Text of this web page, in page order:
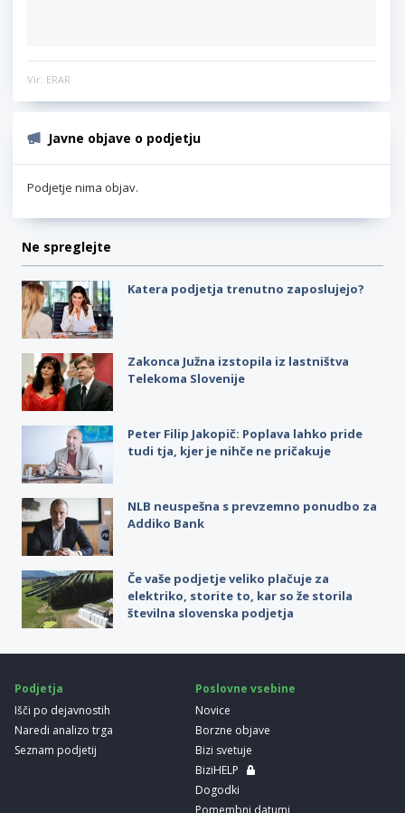
Vir: ERAR
Javne objave o podjetju
Podjetje nima objav.
Ne spreglejte
Katera podjetja trenutno zaposlujejo?
Zakonca Južna izstopila iz lastništva
Telekoma Slovenije
Peter Filip Jakopič: Poplava lahko pride
tudi tja, kjer je nihče ne pričakuje
NLB neuspešna s prevzemno ponudbo za
Addiko Bank
Če vaše podjetje veliko plačuje za
elektriko, storite to, kar so že storila
številna slovenska podjetja
Podjetja
Išči po dejavnostih
Naredi analizo trga
Seznam podjetij
Poslovne vsebine
Novice
Borzne objave
Bizi svetuje
BiziHELP
Dogodki
Pomembni datumi